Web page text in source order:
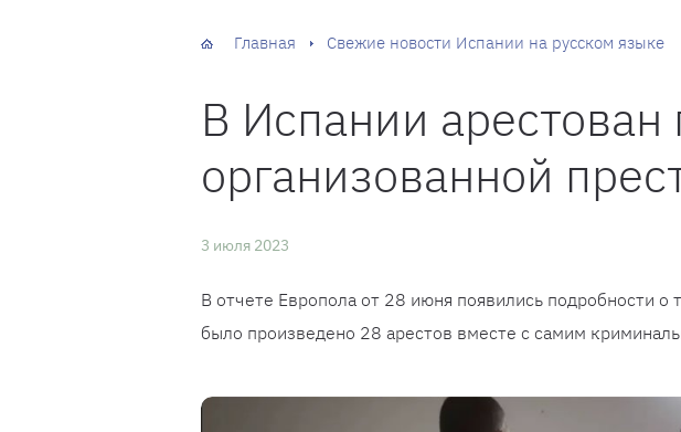
Главная Свежие новости Испании на русском языке
В Испании арестован
организованной
3 июля 2023
В отчете Европола от 28 июня появились подробности о
было произведено 28 арестов вместе с самим